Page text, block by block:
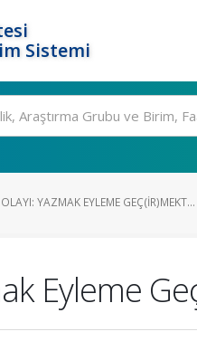
Sistemi
YAZMAK EYLEME GEÇ(IR)MEKT...
Eyleme